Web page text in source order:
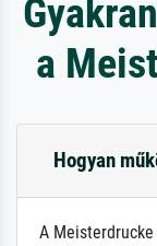
a
Hogyan
A